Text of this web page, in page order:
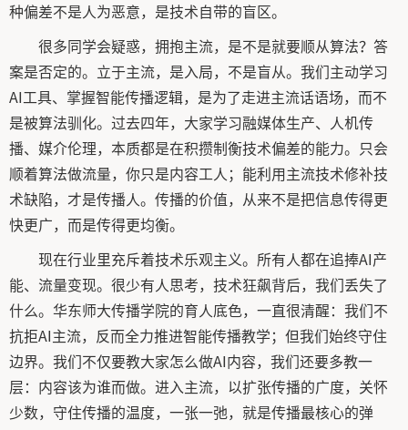
种偏差不是人为恶意，是技术自带的盲区。
很多同学会疑惑，拥抱主流，是不是就要顺从算法？答
案是否定的。立于主流，是入局，不是盲从。我们主动学习
AI工具、掌握智能传播逻辑，是为了走进主流话语场，而不
是被算法驯化。过去四年，大家学习融媒体生产、人机传
播、媒介伦理，本质都是在积攒制衡技术偏差的能力。只会
顺着算法做流量，你只是内容工人；能利用主流技术修补技
术缺陷，才是传播人。传播的价值，从来不是把信息传得更
快更广，而是传得更均衡。
现在行业里充斥着技术乐观主义。所有人都在追捧AI产
能、流量变现。很少有人思考，技术狂飙背后，我们丢失了
什么。华东师大传播学院的育人底色，一直很清醒：我们不
抗拒AI主流，反而全力推进智能传播教学；但我们始终守住
边界。我们不仅要教大家怎么做AI内容，我们还要多教一
层：内容该为谁而做。进入主流，以扩张传播的广度，关怀
少数，守住传播的温度，一张一弛，就是传播最核心的弹